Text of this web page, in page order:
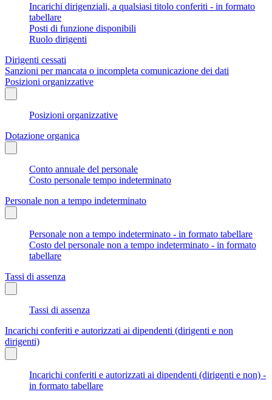
Incarichi dirigenziali, a qualsiasi titolo conferiti - in formato
tabellare
Posti di funzione disponibili
Ruolo dirigenti
Dirigenti cessati
Sanzioni per mancata o incompleta comunicazione dei dati
Posizioni organizzative
Posizioni organizzative
Dotazione organica
Conto annuale del personale
Costo personale tempo indeterminato
Personale non a tempo indeterminato
Personale non a tempo indeterminato - in formato tabellare
Costo del personale non a tempo indeterminato - in formato
tabellare
Tassi di assenza
Tassi di assenza
Incarichi conferiti e autorizzati ai dipendenti (dirigenti e non
dirigenti)
Incarichi conferiti e autorizzati ai dipendenti (dirigenti e non) -
in formato tabellare